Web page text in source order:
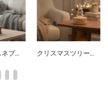
クリスマスツリーガラスネブライジングディフューザー（シングルノブコントロール、ウォームLED装飾ナイトライト） レトロ調ダークウッドとガラス製のウォーターレスアトマイジングディフューザー（シングルノブ式芳香拡散器）、ウォームな環境照明を提供